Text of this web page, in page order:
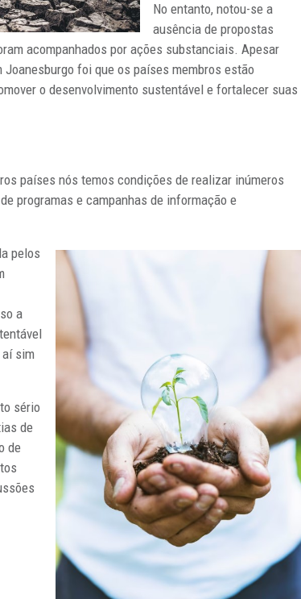
No entanto, notou-se a
ausência de propostas
acompanhados por ações substanciais. Apesar
Joanesburgo foi que os países membros estão
o desenvolvimento sustentável e fortalecer suas
países nós temos condições de realizar inúmeros
programas e campanhas de informação e
pelos
a
sim
sério
de
de